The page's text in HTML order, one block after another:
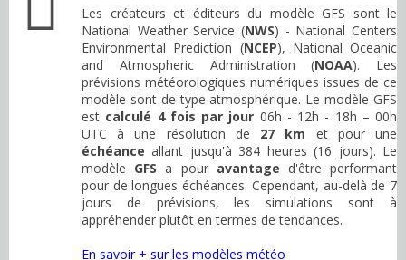
Les créateurs et éditeurs du modèle GFS sont le
National Weather Service (NWS) - National Centers
Environmental Prediction (NCEP), National Oceanic
and Atmospheric Administration (NOAA). Les
prévisions météorologiques numériques issues de ce
modèle sont de type atmosphérique. Le modèle GFS
est calculé 4 fois par jour 06h - 12h - 18h – 00h
UTC à une résolution de 27 km et pour une
échéance allant jusqu'à 384 heures (16 jours). Le
modèle GFS a pour avantage d'être performant
pour de longues échéances. Cependant, au-delà de 7
jours de prévisions, les simulations sont à
appréhender plutôt en termes de tendances.
En savoir + sur les modèles météo